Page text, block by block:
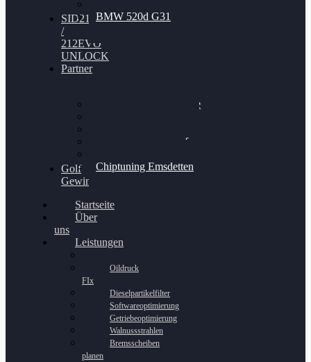
BMW 520d G31
SID212
/
212EVO
UNLOCK
Partner
Bilgenroth Performance
Chiptuning Schüttorf
Chiptuning Emsdetten
Golf
Gewinnspiel
Startseite
Über
uns
Leistungen
Oildruck
FIx
Dieselpartikelfilter
Softwareoptimierung
Getriebeoptimierung
Walnussstrahlen
Bremsscheiben
planen